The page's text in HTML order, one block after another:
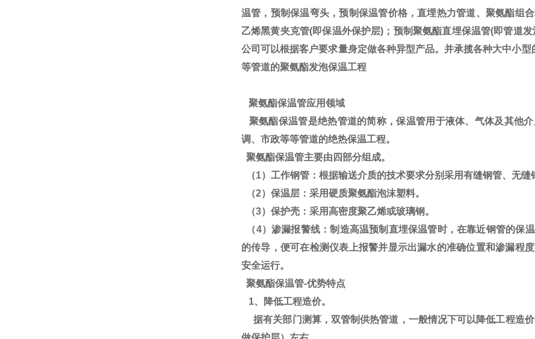
温管，预制保温弯头，预制保温管价格，直埋热力管道、聚氨酯组
乙烯黑黄夹克管(即保温外保护层)；预制聚氨酯直埋保温管(即管道
公司可以根据客户要求量身定做各种异型产品。并承揽各种大中小型
等管道的聚氨酯发泡保温工程
聚氨酯保温管应用领域
聚氨酯保温管是绝热管道的简称，保温管用于液体、气体及其他
调、市政等等管道的绝热保温工程。
聚氨酯保温管主要由四部分组成。
（1）工作钢管：根据输送介质的技术要求分别采用有缝钢管、无缝
（2）保温层：采用硬质聚氨酯泡沫塑料。
（3）保护壳：采用高密度聚乙烯或玻璃钢。
（4）渗漏报警线：制造高温预制直埋保温管时，在靠近钢管的保
的传导，便可在检测仪表上报警并显示出漏水的准确位置和渗漏程
安全运行。
聚氨酯保温管-优势特点
1、降低工程造价。
据有关部门测算，双管制供热管道，一般情况下可以降低工程造